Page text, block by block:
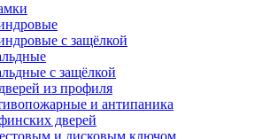
с защёлкой
с защёлкой
из профиля
и антипаника
дверей
и дисковым ключом